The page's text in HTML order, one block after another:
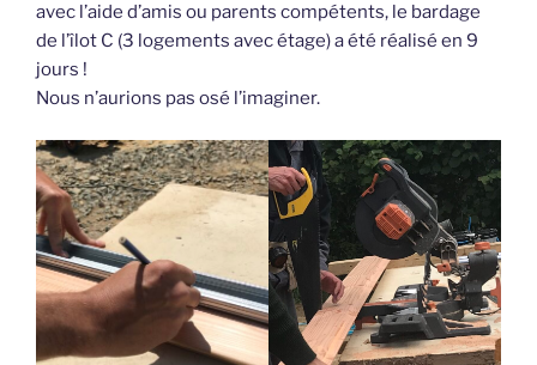
avec l’aide d’amis ou parents compétents, le bardage
de l’îlot C (3 logements avec étage) a été réalisé en 9
jours !
Nous n’aurions pas osé l’imaginer.